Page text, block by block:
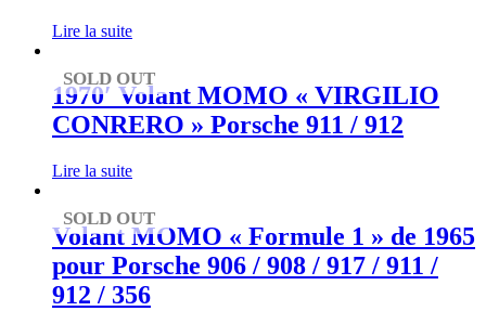
Lire la suite
SOLD OUT
1970′ Volant MOMO « VIRGILIO
CONRERO » Porsche 911 / 912
Lire la suite
SOLD OUT
Volant MOMO « Formule 1 » de 1965
pour Porsche 906 / 908 / 917 / 911 /
912 / 356